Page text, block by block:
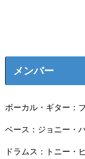
メンバー
ボーカル・ギター：
ベース：ジョニー・
ドラムス：トニー・